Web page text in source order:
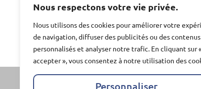
Nous respectons votre vie privée.
Nous utilisons des cookies pour améliorer votre
de navigation, diffuser des publicités ou des contenus
personnalisés et analyser notre trafic. En cliquant sur
accepter », vous consentez à notre utilisation des
Personnaliser
Lire la suite